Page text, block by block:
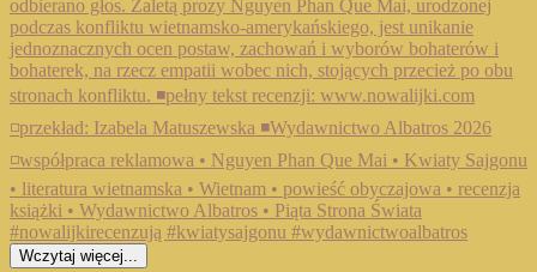
Wczytaj więcej...